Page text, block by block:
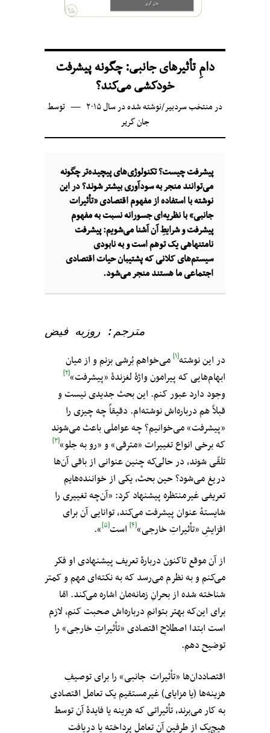
دامِ تأثیرهای جانبی: چگونه پیشرفت
خودکشی می‌کند؟
درمنتخب سردبیر/نوشته شده در سال ۲۰۱۵
توسط
جان گریر
پیشرفت چیست؟ تکنولوژی‌های پیچیده‌تر چگونه
می‌توانند منجر به سودآوری بیشتر شوند؟ در این
نوشته با استفاده از مفهوم اقتصادی «تأثیرات
جانبی» با نظریه‌ای جسورانه نسبت به مفهوم
پیشرفت و شرایطِ آن آشنا می‌شویم: پیشرفت
نامتنهاهی یک توهم است و به نابودی
سیستم‌های کلانی که پشتیبان حیات اقتصادی
اجتماعی ما هستند منجر می‌شود.
مترجم: روزبه فیض
در این نوشته[۱] می‌خواهم بُرشی بزنم و از میان
ابهام‌هایی که پیرامون واژهٔ لغزندهٔ «پیشرفت»[۲]
وجود دارد عبور کنم. این بحث جدیدی نیست و
قبلاً هم درباره‌اش نوشته‌ام. دقیقاً چه چیزی را
«پیشرفت» می‌خوانیم؟ چه عواملی باعث می‌شوند
که برخی انواع تغییرات «مترقی» و «رو به جلو»[۳]
تلقّی شوند، در حالی‌که چنین عنوانی از باقی آن‌ها
دریغ می‌شود؟ حین بحث‌، یکی از خواننده‌هایم
تعریفی غیرمنتظره پیشنهاد کرد: «آن‌چه تغییری را
شایستهٔ عنوان پیشرفت می‌کند، توانایی آن برای
افزایشِ «تأثیراتِ خارجی»[۴] است[۵]».
از آن موقع تاکنون دربارهٔ تعریف پیشنهادی او فکر
می‌کنم و به نظرم می‌رسد که به نکته‌ای مهم و کمتر
شناخته شده از بحرانِ زمانه‌مان اشاره می‌کند. امّا
برای این‌که بهتر بتوانم درباره‌اش صحبت کنم، لازم
است ابتدا اصطلاحِ اقتصادی «تأثیراتِ خارجی» را
توضیح دهم.
اقتصاددان‌ها «تأثیرات جانبی» را برای توصیفِ
هزینه‌ها (یا مزایای) غیرمستقیم یک تعامل اقتصادی
به کار می‌برند، تأثیراتی که هزینه یا فایدهٔ آن توسط
هیچ‌یک از طرفین آن تعامل پرداخته یا دریافت